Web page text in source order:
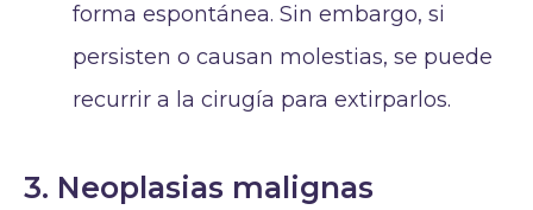
forma espontánea. Sin embargo, si
persisten o causan molestias, se puede
recurrir a la cirugía para extirparlos.
3. Neoplasias malignas